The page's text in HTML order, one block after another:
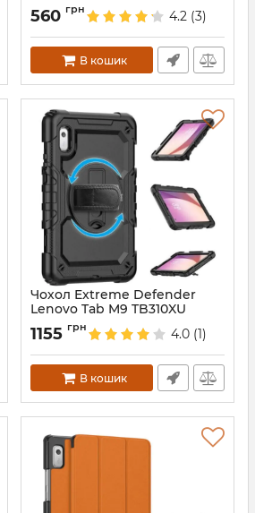
Артикул:6973
560 грн 4.2 (3)
В кошик
Чохол Extreme Defender
Lenovo Tab M9 TB310XU
TB310FU Black
Артикул: 688110
1155 грн 4.0 (1)
В кошик